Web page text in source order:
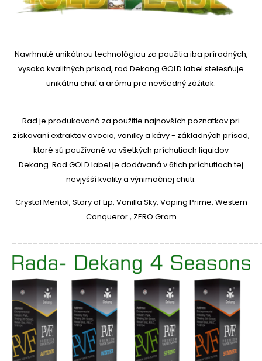
Navrhnuté unikátnou technológiou za použitia iba prírodných,
vysoko kvalitných prísad, rad Dekang GOLD label stelesňuje
unikátnu chuť a arómu pre nevšedný zážitok.
Rad je produkovaná za použitie najnovších poznatkov pri
získavaní extraktov ovocia, vanilky a kávy - základných prísad,
ktoré sú používané vo všetkých príchutiach liquidov
Dekang. Rad GOLD label je dodávaná v 6tich príchutiach tej
nevjyšší kvality a výnimočnej chuti:
Crystal Mentol, Story of Lip, Vanilla Sky, Vaping Prime, Western
Conqueror , ZERO Gram